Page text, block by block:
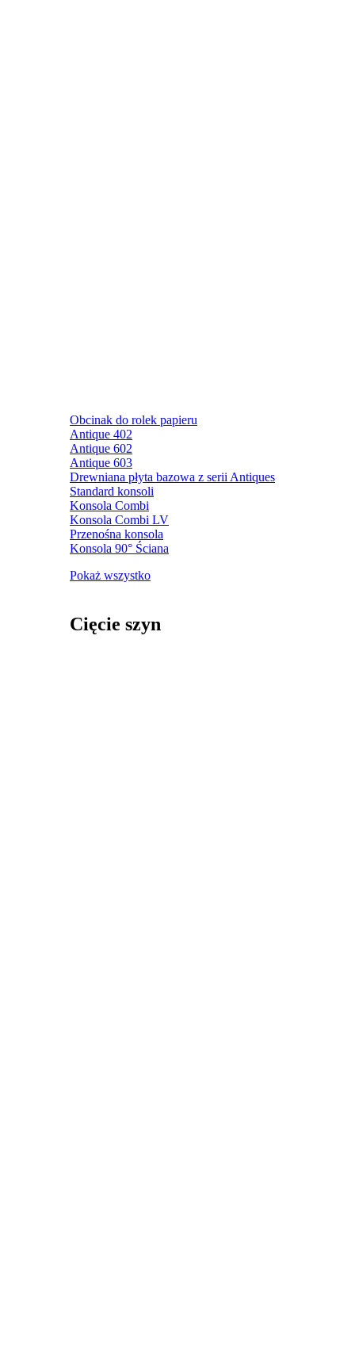
Obcinak do rolek papieru
Antique 402
Antique 602
Antique 603
Drewniana płyta bazowa z serii Antiques
Standard konsoli
Konsola Combi
Konsola Combi LV
Przenośna konsola
Konsola 90° Ściana
Pokaż wszystko
Cięcie szyn